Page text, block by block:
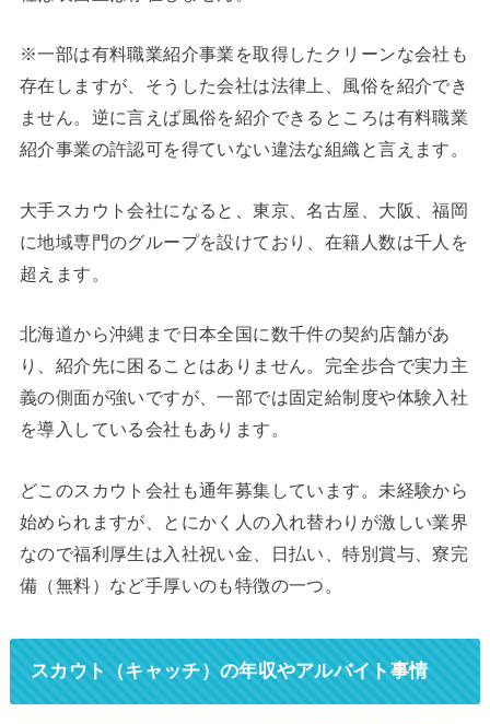
※一部は有料職業紹介事業を取得したクリーンな会社も
存在しますが、そうした会社は法律上、風俗を紹介でき
ません。逆に言えば風俗を紹介できるところは有料職業
紹介事業の許認可を得ていない違法な組織と言えます。
大手スカウト会社になると、東京、名古屋、大阪、福岡
に地域専門のグループを設けており、在籍人数は千人を
超えます。
北海道から沖縄まで日本全国に数千件の契約店舗があ
り、紹介先に困ることはありません。完全歩合で実力主
義の側面が強いですが、一部では固定給制度や体験入社
を導入している会社もあります。
どこのスカウト会社も通年募集しています。未経験から
始められますが、とにかく人の入れ替わりが激しい業界
なので福利厚生は入社祝い金、日払い、特別賞与、寮完
備（無料）など手厚いのも特徴の一つ。
スカウト（キャッチ）の年収やアルバイト事情